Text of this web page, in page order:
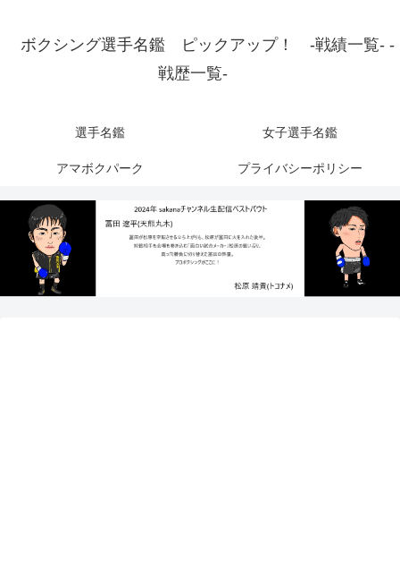
ボクシング選手名鑑 ピックアップ！ -戦績一覧- -
戦歴一覧-
選手名鑑 女子選手名鑑
アマボクパーク プライバシーポリシー